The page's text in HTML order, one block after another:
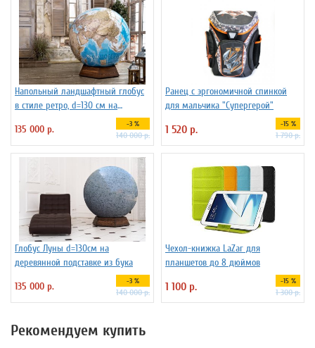
Напольный ландшафтный глобус
в стиле ретро, d=130 см на
135 000 р. -3 %
140 000 р.
Ранец с эргономичной спинкой
для мальчика "Супергерой"
1 520 р. -15 %
1 790 р.
Глобус Луны d=130см на
деревянной подставке из бука
135 000 р.
-3 %
140 000 р.
Чехол-книжка LaZar для
планшетов до 8 дюймов
1 100 р. -15 %
1 300 р.
Рекомендуем купить